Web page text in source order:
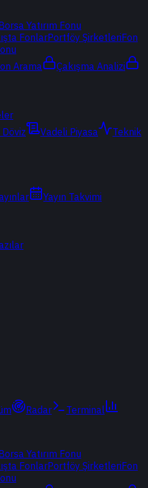
Yatırım Fonu
FonlarPortföy ŞirketleriFon
Arama
Çakışma Analizi
Döviz Vadeli Piyasa
Teknik
Yayın Takvimi
Radar
Terminal
Yatırım Fonu
FonlarPortföy ŞirketleriFon